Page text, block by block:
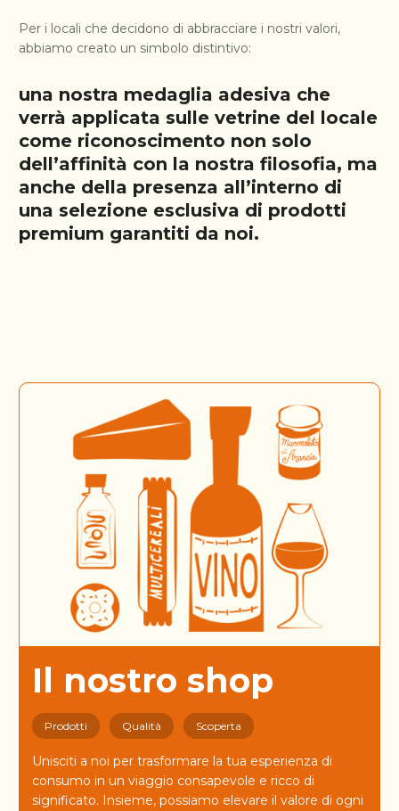
Per i locali che decidono di abbracciare i nostri valori,
abbiamo creato un simbolo distintivo:
una nostra medaglia adesiva che
verrà applicata sulle vetrine del locale
come riconoscimento non solo
dell’affinità con la nostra filosofia, ma
anche della presenza all’interno di
una selezione esclusiva di prodotti
premium garantiti da noi.
Il nostro shop
Prodotti Qualità Scoperta
Unisciti a noi per trasformare la tua esperienza di
consumo in un viaggio consapevole e ricco di
significato. Insieme, possiamo elevare il valore di ogni